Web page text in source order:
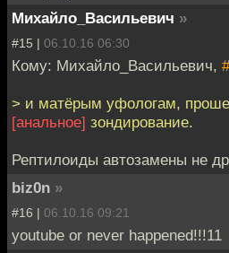
Михайло_Васильевич »
#15 | 06.10.16 06:30
Кому: Михайло_Васильевич,
> и матёрым уфологам,
[анальное] зондирование.
Рептилоиды автозамены не
biz0n »
#16 | 06.10.16 09:21
youtube or never happened!!!11